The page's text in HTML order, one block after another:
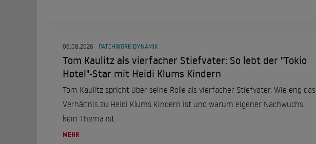
06.08.2026 PATCHWORK-DYNAMIK
Tom Kaulitz als vierfacher Stiefvater: So lebt der "Tokio
Hotel"-Star mit Heidi Klums Kindern
Tom Kaulitz spricht über seine Rolle als vierfacher Stiefvater. Wie eng das
Verhältnis zu Heidi Klums Kindern ist und warum eigener Nachwuchs
kein Thema ist.
MEHR